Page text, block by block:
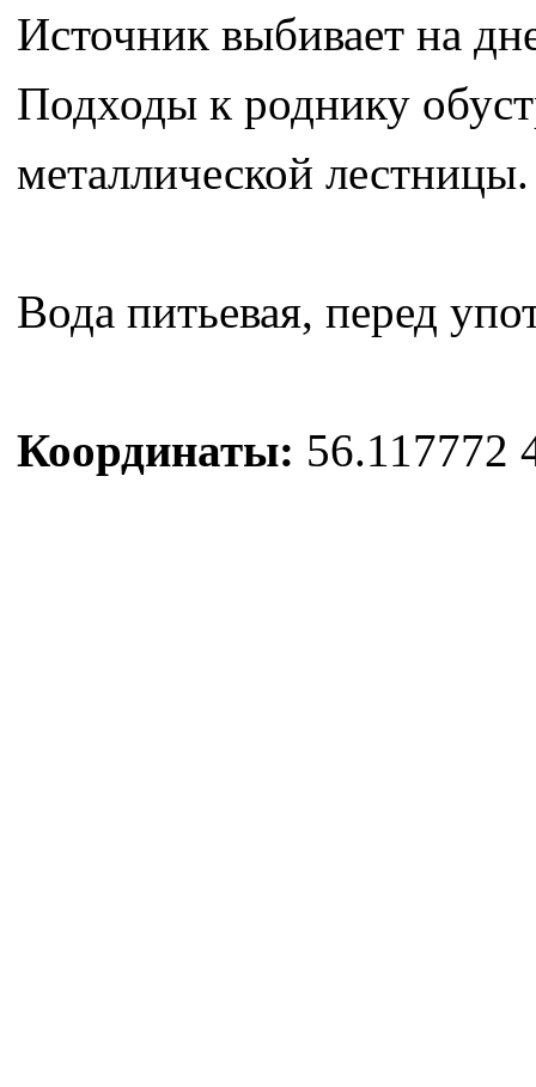
Источник выбивает на
Подходы к роднику
металлической
Вода питьевая, перед
Координаты: 56.117772